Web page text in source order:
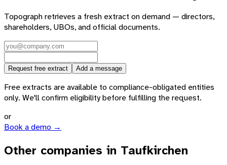
Topograph retrieves a fresh extract on demand — directors,
shareholders, UBOs, and official documents.
Request free extract Add a message
Free extracts are available to compliance-obligated entities
only. We'll confirm eligibility before fulfilling the request.
or
Book a demo →
Other companies in Taufkirchen